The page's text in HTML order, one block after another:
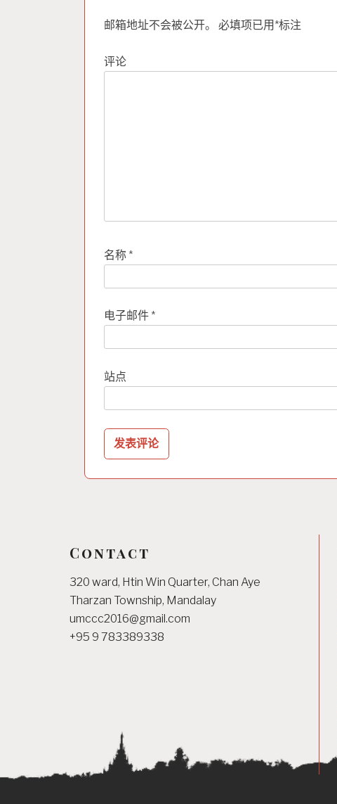
邮箱地址不会被公开。 必填项已用 *标注
评论
名称 *
电子邮件 *
站点
Contact
320 ward, Htin Win Quarter, Chan Aye
Tharzan Township, Mandalay
umccc2016@gmail.com
+95 9 783389338